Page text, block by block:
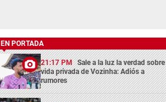
EN PORTADA
21:17 PM Sale a la luz la verdad sobre
vida privada de Vozinha: Adiós a
rumores